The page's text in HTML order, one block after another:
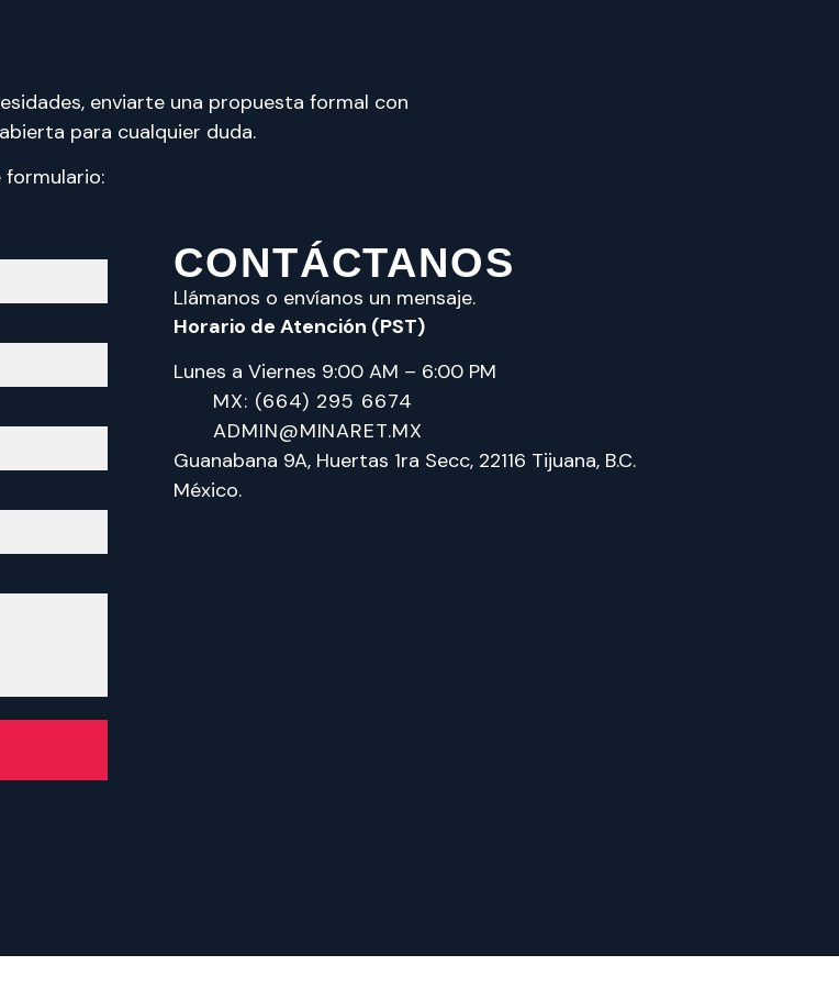
enviarte una propuesta formal con
para cualquier duda.
formulario:
CONTÁCTANOS
Llámanos o envíanos un mensaje.
Horario de Atención (PST)
Lunes a Viernes 9:00 AM – 6:00 PM
MX: (664) 295 6674
ADMIN@MINARET.MX
Guanabana 9A, Huertas 1ra Secc, 22116 Tijuana, B.C.
México.